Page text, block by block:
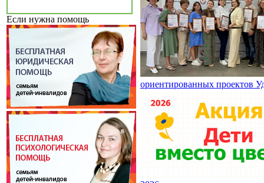
Если нужна помощь
ориентированных проектов